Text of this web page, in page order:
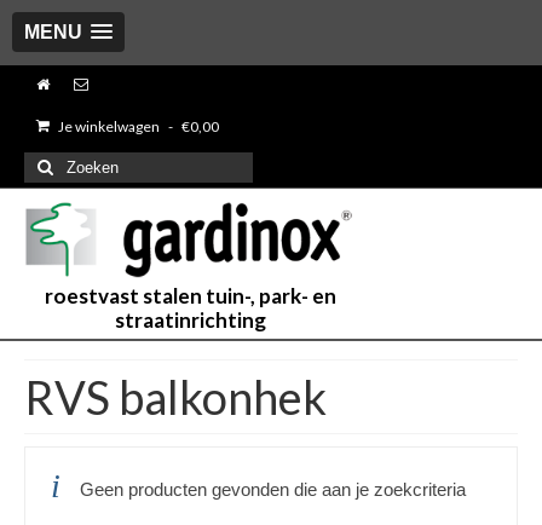
MENU
Je winkelwagen - €0,00
Zoeken
naar:
roestvast stalen tuin-, park- en
straatinrichting
RVS balkonhek
Geen producten gevonden die aan je zoekcriteria